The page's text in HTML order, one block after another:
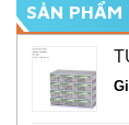
SẢN PHẨM